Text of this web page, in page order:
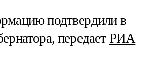
подтвердили в
передает РИА